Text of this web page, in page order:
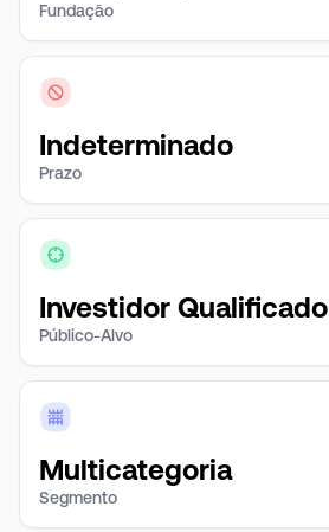
Fundação
Indeterminado
Prazo
Investidor Qualificado
Público-Alvo
Multicategoria
Segmento